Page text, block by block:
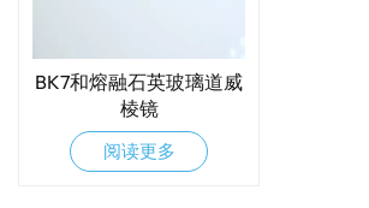
BK7和熔融石英玻璃道威
棱镜
阅读更多